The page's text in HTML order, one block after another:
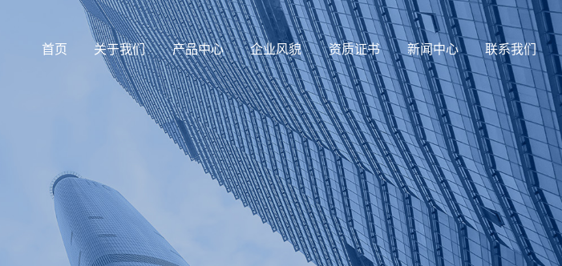
首页 关于我们 产品中心 企业风貌 资质证书 新闻中心 联系我们